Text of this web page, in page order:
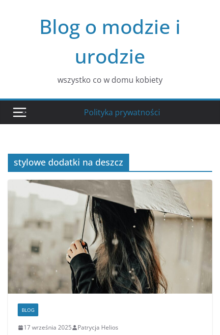
Blog o modzie i
urodzie
wszystko co w domu kobiety
Polityka prywatności
stylowe dodatki na deszcz
BLOG
17 września 2025 Patrycja Helios